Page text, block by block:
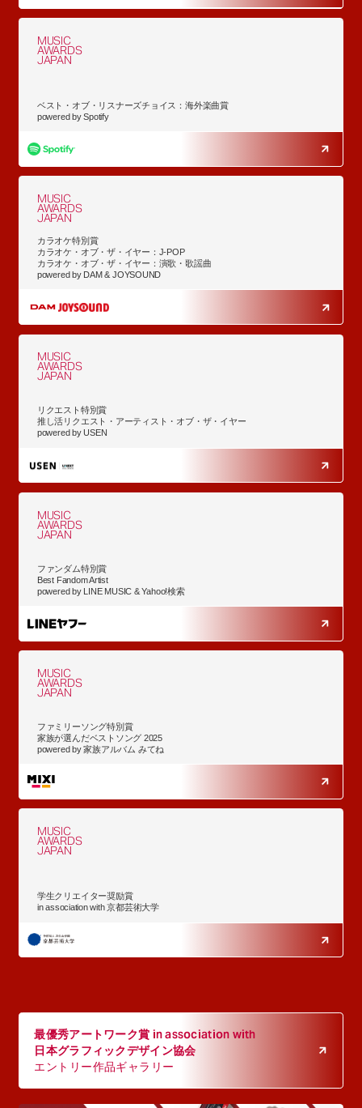
MUSIC
AWARDS
JAPAN
ベスト・オブ・リスナーズチョイス：海外楽曲賞
powered by Spotify
MUSIC
AWARDS
JAPAN
カラオケ特別賞
カラオケ・オブ・ザ・イヤー：J-POP
カラオケ・オブ・ザ・イヤー：演歌・歌謡曲
powered by DAM & JOYSOUND
MUSIC
AWARDS
JAPAN
リクエスト特別賞
推し活リクエスト・アーティスト・オブ・ザ・イヤー
powered by USEN
MUSIC
AWARDS
JAPAN
ファンダム特別賞
Best Fandom Artist
powered by LINE MUSIC & Yahoo!検索
MUSIC
AWARDS
JAPAN
ファミリーソング特別賞
家族が選んだベストソング 2025
powered by 家族アルバム みてね
MUSIC
AWARDS
JAPAN
学生クリエイター奨励賞
in association with 京都芸術大学
最優秀アートワーク賞 in association with
日本グラフィックデザイン協会
エントリー作品ギャラリー